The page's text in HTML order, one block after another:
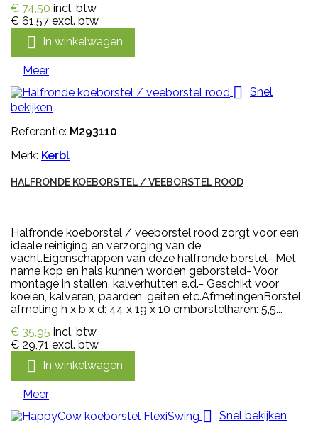
€ 74,50 incl. btw
€ 61,57 excl. btw
 In winkelwagen
Meer
 Snel
bekijken
Referentie: M293110
Merk: Kerbl
HALFRONDE KOEBORSTEL / VEEBORSTEL ROOD
Halfronde koeborstel / veeborstel rood zorgt voor een
ideale reiniging en verzorging van de
vacht.Eigenschappen van deze halfronde borstel- Met
name kop en hals kunnen worden geborsteld- Voor
montage in stallen, kalverhutten e.d.- Geschikt voor
koeien, kalveren, paarden, geiten etc.AfmetingenBorstel
afmeting h x b x d: 44 x 19 x 10 cmborstelharen: 5,5...
€ 35,95 incl. btw
€ 29,71 excl. btw
 In winkelwagen
Meer
 Snel bekijken